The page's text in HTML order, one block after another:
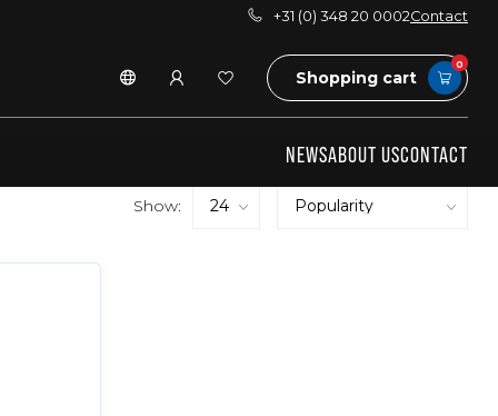
+31 (0) 348 20 0002Contact
Shopping cart
0
NEWSABOUT USCONTACT
Show: